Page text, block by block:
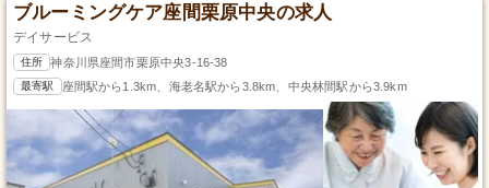
ブルーミングケア座間栗原中央の求人
デイサービス
住所 神奈川県座間市栗原中央3-16-38
最寄駅 座間駅から1.3km、海老名駅から3.8km、中央林間駅から3.9km